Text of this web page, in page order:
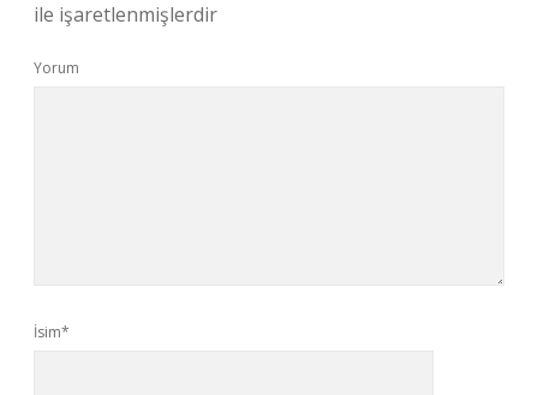
ile işaretlenmişlerdir
Yorum
İsim*